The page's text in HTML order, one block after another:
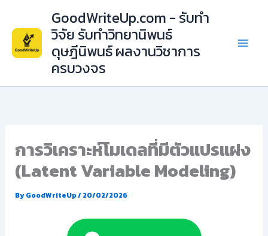
content
GoodWriteUp.com - รับทำ
วิจัย รับทำวิทยานิพนธ์
ดุษฎีนิพนธ์ ผลงานวิชาการ
ครบวงจร
การวิเคราะห์โมเดลที่มีตัวแปรแฝง
(Latent Variable Modeling)
ByGoodWriteUp/20/02/2026